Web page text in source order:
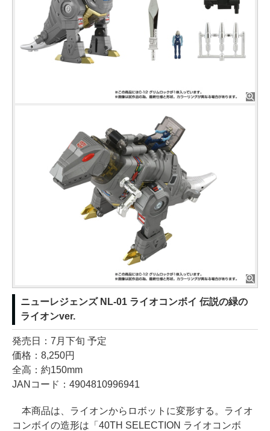
ニューレジェンズ NL-01 ライオコンボイ 伝説の緑の
ライオンver.
発売日：7月下旬 予定
価格：8,250円
全高：約150mm
JANコード：4904810996941
本商品は、ライオンからロボットに変形する。ライオ
コンボイの造形は「40TH SELECTION ライオコンボ